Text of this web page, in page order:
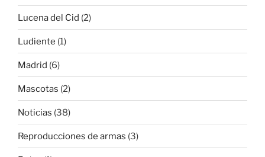
Lucena del Cid (2)
Ludiente (1)
Madrid (6)
Mascotas (2)
Noticias (38)
Reproducciones de armas (3)